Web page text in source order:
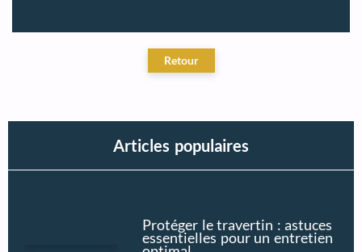
Articles populaires
Protéger le travertin : astuces
essentielles pour un entretien